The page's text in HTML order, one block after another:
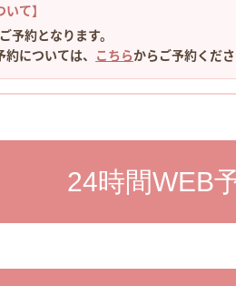
て】
予約となります。
については、 こちらからご予約くだ
24時間WEB